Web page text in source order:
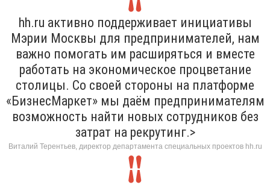
hh.ru активно поддерживает инициативы
Мэрии Москвы для предпринимателей, нам
важно помогать им расширяться и вместе
работать на экономическое процветание
столицы. Со своей стороны на платформе
«БизнесМаркет» мы даём предпринимателям
возможность найти новых сотрудников без
затрат на рекрутинг.>
Виталий Терентьев, директор департамента специальных проектов hh.ru